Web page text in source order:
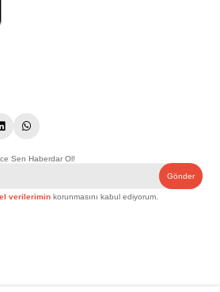
Sen Haberdar Ol!
Gönder
verilerimin korunmasını kabul ediyorum.